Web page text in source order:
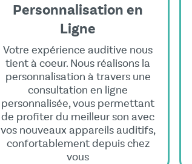
Personnalisation en
Ligne
Votre expérience auditive nous
tient à coeur. Nous réalisons la
personnalisation à travers une
consultation en ligne
personnalisée, vous permettant
de profiter du meilleur son avec
vos nouveaux appareils auditifs,
confortablement depuis chez
vous